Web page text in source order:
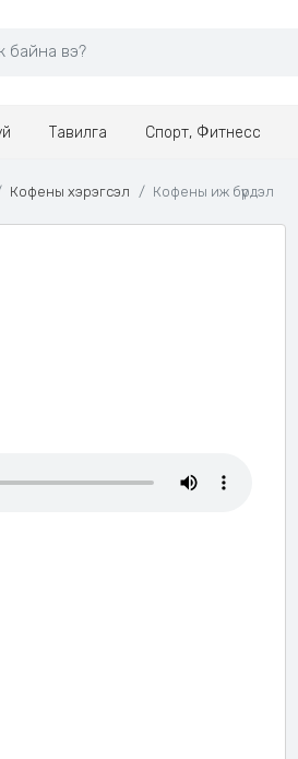
Тавилга Спорт, Фитнесс
Кофены хэрэгсэл Кофены иж бүрдэл